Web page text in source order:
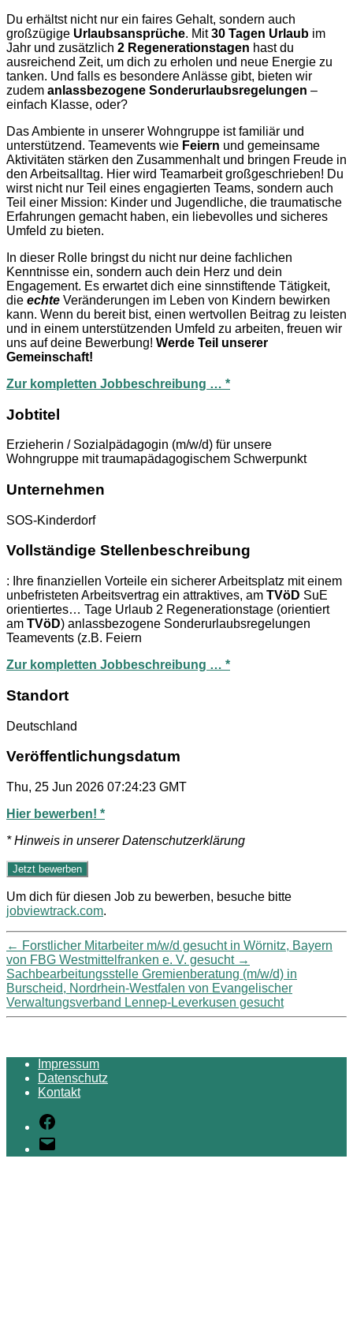
Du erhältst nicht nur ein faires Gehalt, sondern auch
großzügige Urlaubsansprüche. Mit30 Tagen Urlaub im
Jahr und zusätzlich 2 Regenerationstagen hast du
ausreichend Zeit, um dich zu erholen und neue Energie zu
tanken. Und falls es besondere Anlässe gibt, bieten wir
zudem anlassbezogene Sonderurlaubsregelungen –
einfach Klasse, oder?
Das Ambiente in unserer Wohngruppe ist familiär und
unterstützend. Teamevents wie Feiern und gemeinsame
Aktivitäten stärken den Zusammenhalt und bringen Freude in
den Arbeitsalltag. Hier wird Teamarbeit großgeschrieben! Du
wirst nicht nur Teil eines engagierten Teams, sondern auch
Teil einer Mission: Kinder und Jugendliche, die traumatische
Erfahrungen gemacht haben, ein liebevolles und sicheres
Umfeld zu bieten.
In dieser Rolle bringst du nicht nur deine fachlichen
Kenntnisse ein, sondern auch dein Herz und dein
Engagement. Es erwartet dich eine sinnstiftende Tätigkeit,
die echte Veränderungen im Leben von Kindern bewirken
kann. Wenn du bereit bist, einen wertvollen Beitrag zu leisten
und in einem unterstützenden Umfeld zu arbeiten, freuen wir
uns auf deine Bewerbung! Werde Teil unserer
Gemeinschaft!
Zur kompletten Jobbeschreibung … *
Jobtitel
Erzieherin / Sozialpädagogin (m/w/d) für unsere
Wohngruppe mit traumapädagogischem Schwerpunkt
Unternehmen
SOS-Kinderdorf
Vollständige Stellenbeschreibung
: Ihre finanziellen Vorteile ein sicherer Arbeitsplatz mit einem
unbefristeten Arbeitsvertrag ein attraktives, am TVöD SuE
orientiertes… Tage Urlaub 2 Regenerationstage (orientiert
am TVöD) anlassbezogene Sonderurlaubsregelungen
Teamevents (z.B. Feiern
Zur kompletten Jobbeschreibung … *
Standort
Deutschland
Veröffentlichungsdatum
Thu, 25 Jun 2026 07:24:23 GMT
Hier bewerben! *
* Hinweis in unserer Datenschutzerklärung
Um dich für diesen Job zu bewerben, besuche bitte
jobviewtrack.com.
← Forstlicher Mitarbeiter m/w/d gesucht in Wörnitz, Bayern
von FBG Westmittelfranken e. V. gesucht →
Sachbearbeitungsstelle Gremienberatung (m/w/d) in
Burscheid, Nordrhein-Westfalen von Evangelischer
Verwaltungsverband Lennep-Leverkusen gesucht
Impressum
Datenschutz
Kontakt
Facebook
E-
Mail